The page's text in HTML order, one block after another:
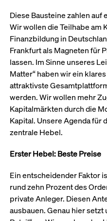
Diese Bausteine zahlen
Wir wollen die Teilhabe am
Finanzbildung in
Frankfurt als Magneten für
lassen. Im Sinne unseres
Matter“ haben wir ein
attraktivste
werden. Wir wollen mehr
Kapitalmärkten durch die
Kapital. Unsere Agenda für
zentrale Hebel.
Erster Hebel: Beste Preise
Ein entscheidender Faktor
rund zehn Prozent des
private Anleger. Diesen
ausbauen. Genau hier setzt
YSC
__Secure-ROLLOUT_TOKEN